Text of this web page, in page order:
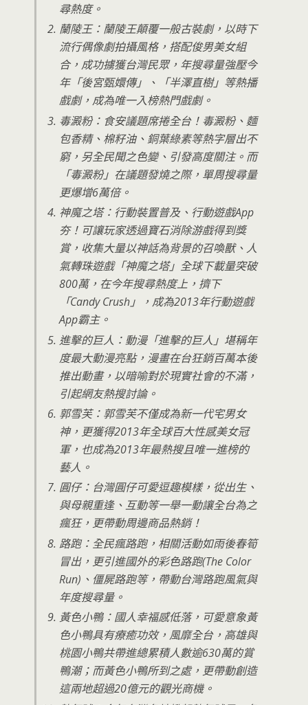
尋熱度。
蘭陵王：蘭陵王顛覆一般古裝劇，以時下
流行偶像劇拍攝風格，搭配俊男美女組
合，成功擄獲台灣民眾，年搜尋量強壓今
年「後宮甄嬛傳」、「半澤直樹」等熱播
戲劇，成為唯一入榜熱門戲劇。
毒澱粉：食安議題席捲全台！毒澱粉、麵
包香精、棉籽油、銅葉綠素等熱字層出不
窮，另全民聞之色變、引發高度關注。而
「毒澱粉」在議題發燒之際，單周搜尋量
更爆增6萬倍。
神魔之塔：行動裝置普及、行動遊戲App
夯！可讓玩家透過寶石消除游戲得到獎
賞，收集大量以神話為背景的召喚獸、人
氣轉珠遊戲「神魔之塔」全球下載量突破
800萬，在今年搜尋熱度上，擠下
「Candy Crush」，成為2013年行動遊戲
App霸主。
進擊的巨人：動漫「進擊的巨人」堪稱年
度最大動漫亮點，漫畫在台狂銷百萬本後
推出動畫，以暗喻對於現實社會的不滿，
引起網友熱搜討論。
郭雪芙：郭雪芙不僅成為新一代宅男女
神，更獲得2013年全球百大性感美女冠
軍，也成為2013年最熱搜且唯一進榜的
藝人。
圓仔：台灣圓仔可愛逗趣模樣，從出生、
與母親重逢、互動等一舉一動讓全台為之
瘋狂，更帶動周邊商品熱銷！
路跑：全民瘋路跑，相關活動如雨後春筍
冒出，更引進國外的彩色路跑(The Color
Run)、僵屍路跑等，帶動台灣路跑風氣與
年度搜尋量。
黃色小鴨：國人幸福感低落，可愛意象黃
色小鴨具有療癒功效，風靡全台，高雄與
桃園小鴨共帶進總累積人數逾630萬的賞
鴨潮；而黃色小鴨所到之處，更帶動創造
這兩地超過20億元的觀光商機。